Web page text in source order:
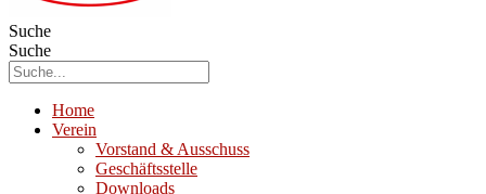
Suche
Suche
Home
Verein
Vorstand & Ausschuss
Geschäftsstelle
Downloads